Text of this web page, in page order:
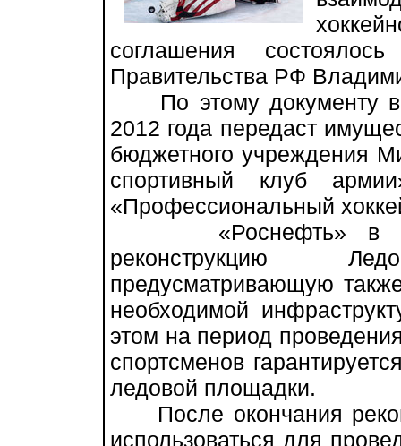
соглашения
Правительства РФ
По этому документу
2012 года передаст
бюджетного учреждения
спортивный клуб
«Профессиональный
«Роснефть» в
реконструкцию
предусматривающую
необходимой
этом на период
спортсменов
ледовой площадки.
После окончания
использоваться для